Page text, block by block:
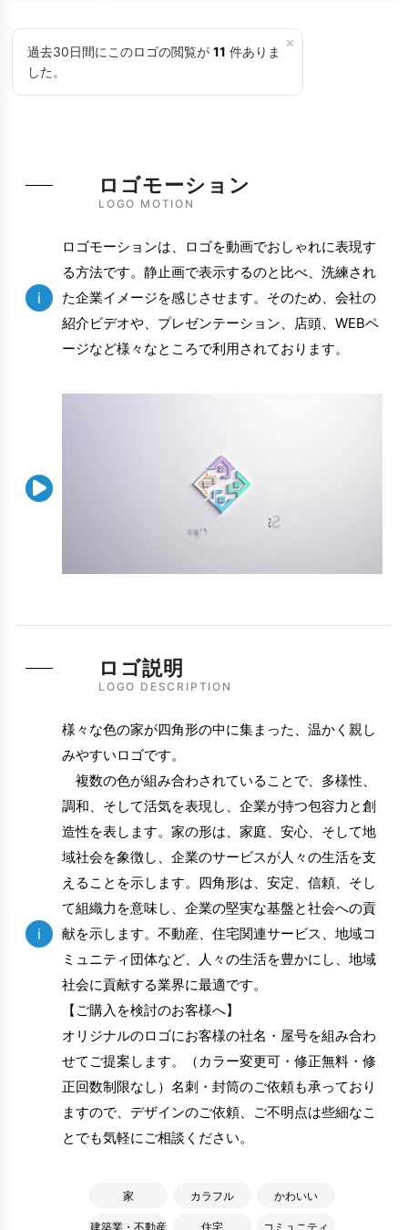
×
過去30日間にこのロゴの閲覧が 11 件ありま
した。
LOGO MOTION
ロゴモーション
i
ロゴモーションは、ロゴを動画でおしゃれに表現す
る方法です。静止画で表示するのと比べ、洗練され
た企業イメージを感じさせます。そのため、会社の
紹介ビデオや、プレゼンテーション、店頭、WEBペ
ージなど様々なところで利用されております。

LOGO DESCRIPTION
ロゴ説明
i
様々な色の家が四角形の中に集まった、温かく親し
みやすいロゴです。
複数の色が組み合わされていることで、多様性、
調和、そして活気を表現し、企業が持つ包容力と創
造性を表します。家の形は、家庭、安心、そして地
域社会を象徴し、企業のサービスが人々の生活を支
えることを示します。四角形は、安定、信頼、そし
て組織力を意味し、企業の堅実な基盤と社会への貢
献を示します。不動産、住宅関連サービス、地域コ
ミュニティ団体など、人々の生活を豊かにし、地域
社会に貢献する業界に最適です。
【ご購入を検討のお客様へ】
オリジナルのロゴにお客様の社名・屋号を組み合わ
せてご提案します。（カラー変更可・修正無料・修
正回数制限なし）名刺・封筒のご依頼も承っており
ますので、デザインのご依頼、ご不明点は些細なこ
とでも気軽にご相談ください。
家 カラフル かわいい
建築業・不動産 住宅 コミュニティ